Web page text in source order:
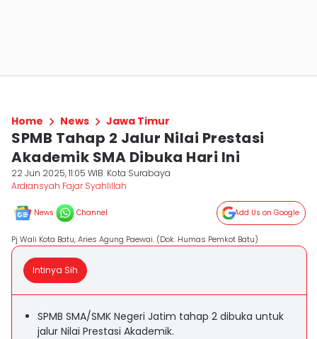
Home News Jawa Timur
SPMB Tahap 2 Jalur Nilai Prestasi
Akademik SMA Dibuka Hari Ini
22 Jun 2025, 11:05 WIB Kota Surabaya
Ardiansyah Fajar Syahlillah
News Channel Add Us on Google
Pj Wali Kota Batu, Aries Agung Paewai. (Dok. Humas Pemkot Batu)
Intinya Sih
SPMB SMA/SMK Negeri Jatim tahap 2 dibuka untuk
jalur Nilai Prestasi Akademik.